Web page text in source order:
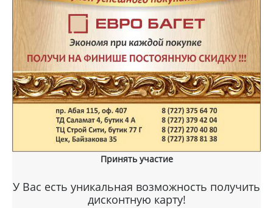
Принять участие
У Вас есть уникальная возможность получить
дисконтную карту!